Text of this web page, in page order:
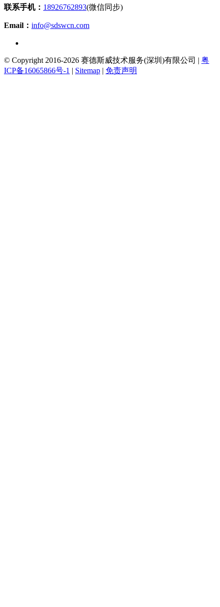
联系手机： 18926762893(微信同步)
Email： info@sdswcn.com
© Copyright 2016-2026 赛德斯威技术服务(深圳)有限公司 | 粤
ICP备16065866号-1 | Sitemap | 免责声明